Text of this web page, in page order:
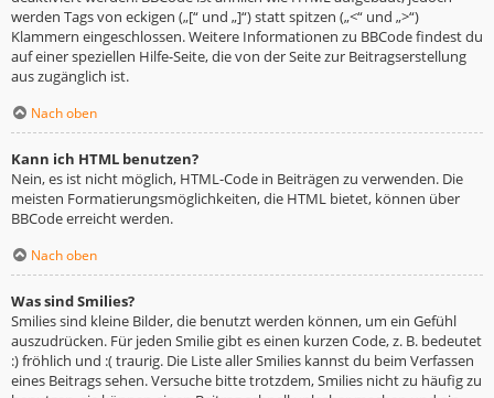
werden Tags von eckigen („[“ und „]“) statt spitzen („<“ und „>“)
Klammern eingeschlossen. Weitere Informationen zu BBCode findest du
auf einer speziellen Hilfe-Seite, die von der Seite zur Beitragserstellung
aus zugänglich ist.
Nach oben
Kann ich HTML benutzen?
Nein, es ist nicht möglich, HTML-Code in Beiträgen zu verwenden. Die
meisten Formatierungsmöglichkeiten, die HTML bietet, können über
BBCode erreicht werden.
Nach oben
Was sind Smilies?
Smilies sind kleine Bilder, die benutzt werden können, um ein Gefühl
auszudrücken. Für jeden Smilie gibt es einen kurzen Code, z. B. bedeutet
:) fröhlich und :( traurig. Die Liste aller Smilies kannst du beim Verfassen
eines Beitrags sehen. Versuche bitte trotzdem, Smilies nicht zu häufig zu